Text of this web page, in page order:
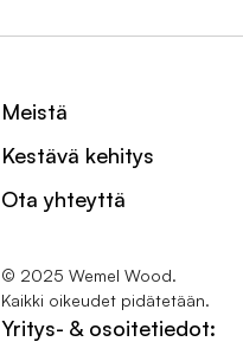
Meistä
Kestävä kehitys
Ota yhteyttä
© 2025 Wemel Wood.
Kaikki oikeudet pidätetään.
Yritys- & osoitetiedot: